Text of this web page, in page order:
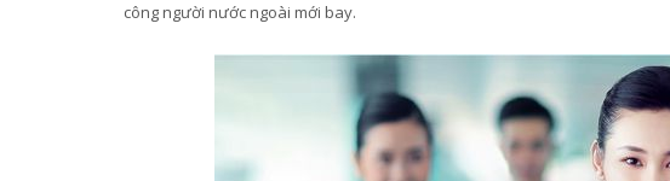
công người nước ngoài mới bay.